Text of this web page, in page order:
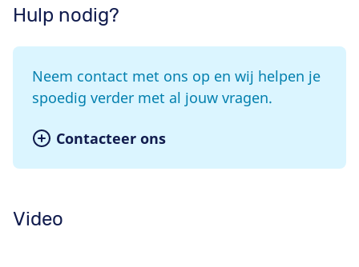
Hulp nodig?
Neem contact met ons op en wij helpen je
spoedig verder met al jouw vragen.
Contacteer ons
Video